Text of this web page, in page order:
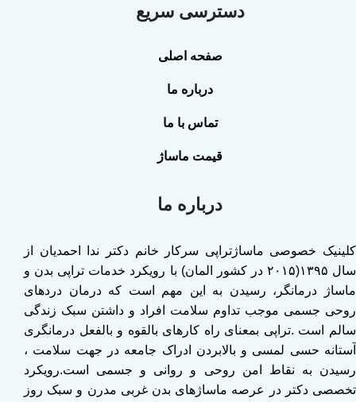
دسترسی سریع
صفحه اصلی
درباره ما
تماس با ما
قیمت ماساژ
درباره ما
کلینیک خصوصی ماساژتراپی سرکار خانم دکتر ندا احمدیان از
سال ۱۳۹۵(۲۰۱۵ در کشور المان) با رویکرد خدمات تراپی بدن و
ماساژ درمانگر، رسیدن به این مهم است که درمان دردهای
روحی جسمی موجب تداوم سلامت افراد و داشتن سبک زندگی
سالم است .تراپی بمعنای راه کارهای بالقوه و بالفعل درمانگری
آستانه حسی لمسی و بالابردن ادراک جامعه در جهت سلامت ،
رسیدن به نقاط امن روحی و روانی و جسمی است.رویکرد
تخصصی دکتر در عرصه ماساژهای بدن غربی مدرن و سبک روز